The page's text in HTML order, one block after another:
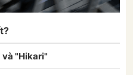
"Hikari"